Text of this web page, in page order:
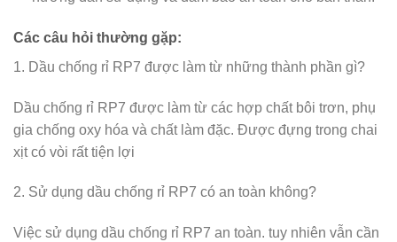
Các câu hỏi thường gặp:
1. Dầu chống rỉ RP7 được làm từ những thành phần gì?
Dầu chống rỉ RP7 được làm từ các hợp chất bôi trơn, phụ
gia chống oxy hóa và chất làm đặc. Được đựng trong chai
xịt có vòi rất tiện lợi
2. Sử dụng dầu chống rỉ RP7 có an toàn không?
Việc sử dụng dầu chống rỉ RP7 an toàn. tuy nhiên vẫn cần